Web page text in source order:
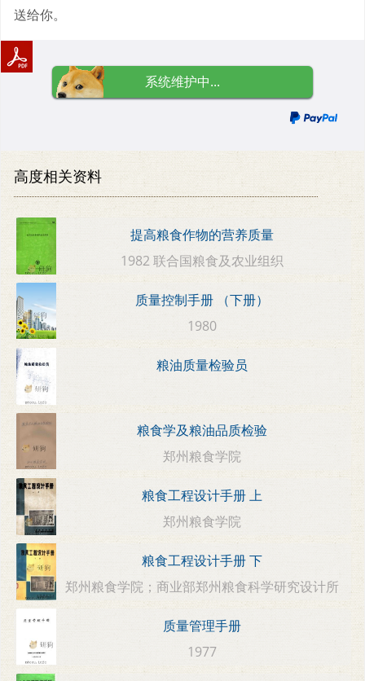
送给你。
系统维护中...
高度相关资料
提高粮食作物的营养质量
1982 联合国粮食及农业组织
质量控制手册 （下册）
1980
粮油质量检验员
粮食学及粮油品质检验
郑州粮食学院
粮食工程设计手册 上
郑州粮食学院
粮食工程设计手册 下
郑州粮食学院；商业部郑州粮食科学研究设计所
质量管理手册
1977